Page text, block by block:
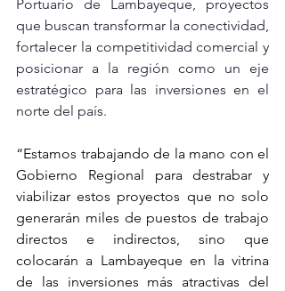
Portuario de Lambayeque, proyectos
que buscan transformar la conectividad,
fortalecer la competitividad comercial y
posicionar a la región como un eje
estratégico para las inversiones en el
norte del país.
“Estamos trabajando de la mano con el
Gobierno Regional para destrabar y
viabilizar estos proyectos que no solo
generarán miles de puestos de trabajo
directos e indirectos, sino que
colocarán a Lambayeque en la vitrina
de las inversiones más atractivas del